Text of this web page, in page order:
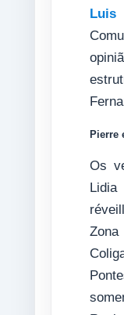
Luis
Pierre
Os
Zona